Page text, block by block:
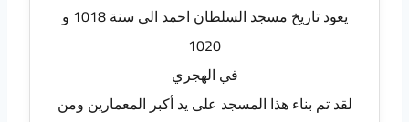
يعود تاريخ مسجد السلطان احمد الى سنة 1018 و
1020
في الهجري
لقد تم بناء هذا المسجد على يد أكبر المعمارين ومن